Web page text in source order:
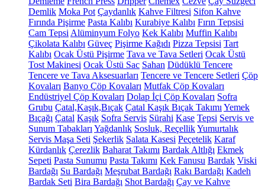
Demlik Moka Pot Çaydanlık Kahve Filtresi Sifon Kahve
Fırında Pişirme Pasta Kalıbı Kurabiye Kalıbı Fırın Tepsisi
Cam Tepsi Alüminyum Folyo Kek Kalıbı Muffin Kalıbı
Çikolata Kalıbı Güveç Pişirme Kağıdı Pizza Tepsisi Tart
Kalıbı Ocak Üstü Pişirme Tava ve Tava Setleri Ocak Üstü
Tost Makinesi Ocak Üstü Sac Sahan Düdüklü Tencere
Tencere ve Tava Aksesuarları Tencere ve Tencere Setleri Çöp
Kovaları Banyo Çöp Kovaları Mutfak Çöp Kovaları
Endüstriyel Çöp Kovaları Dolap İçi Çöp Kovaları Sofra
Grubu Çatal,Kaşık,Bıçak Çatal Kaşık Bıçak Takımı Yemek
Bıçağı Çatal Kaşık Sofra Servis Sürahi Kase Tepsi Servis ve
Sunum Tabakları Yağdanlık Sosluk, ReçellikYumurtalık
Servis Maşa Seti Şekerlik Salata Kasesi Peçetelik Karaf
Kürdanlık Çerezlik Baharat Takımı Bardak Altlığı Ekmek
Sepeti Pasta Sunumu Pasta Takımı Kek Fanusu Bardak Viski
Bardağı Su Bardağı Meşrubat Bardağı Rakı Bardağı Kadeh
Bardak Seti Bira Bardağı Shot Bardağı Çay ve Kahve